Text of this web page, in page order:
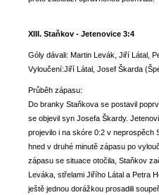
XIII. Staňkov - Jetenovice 3:4
Góly dávali: Martin Levák, Jiří Látal,
Vyloučení:Jiří Látal, Josef Škarda
Průběh zápasu:
Do branky Staňkova se postavil
se objevil syn Josefa Škardy.
projevilo i na skóre 0:2 v neprospěch
hned v druhé minutě zápasu po
zápasu se situace otočila, Staňkov
Leváka, střelami Jiřího Látal a Petra
ještě jednou dorážkou prosadili